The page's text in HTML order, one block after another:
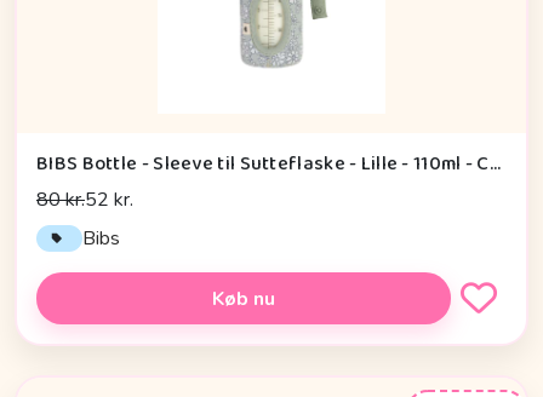
BIBS Bottle - Sleeve til Sutteflaske - Lille - 110ml - Capel/Sage
80 kr.52 kr.
Bibs
Køb nu